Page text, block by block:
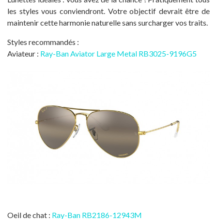
les styles vous conviendront. Votre objectif devrait être de
maintenir cette harmonie naturelle sans surcharger vos traits.
Styles recommandés :
Aviateur : Ray-Ban Aviator Large Metal RB3025-9196G5
Oeil de chat : Ray-Ban RB2186-12943M